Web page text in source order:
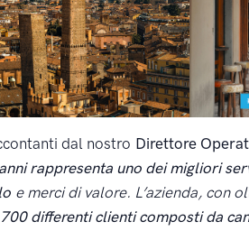
dal nostro Direttore
rappresenta uno dei migliori
e merci di valore. L’azienda, con
differenti clienti composti da